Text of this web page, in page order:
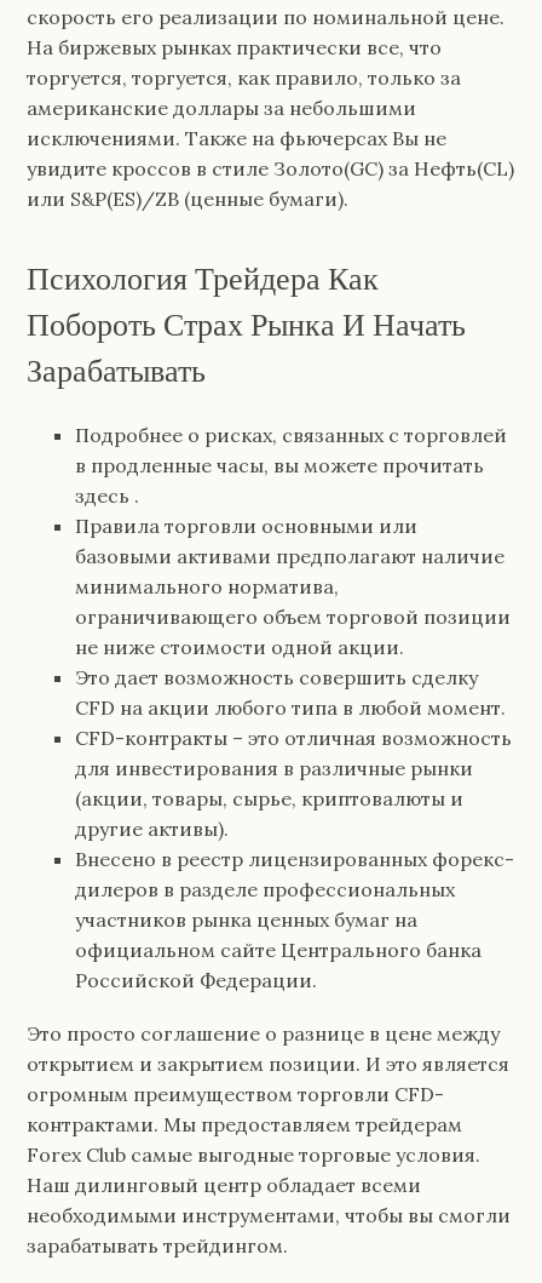
скорость его реализации по номинальной цене.
На биржевых рынках практически все, что
торгуется, торгуется, как правило, только за
американские доллары за небольшими
исключениями. Также на фьючерсах Вы не
увидите кроссов в стиле Золото(GC) за Нефть(CL)
или S&P(ES)/ZB (ценные бумаги).
Психология Трейдера Как
Побороть Страх Рынка И Начать
Зарабатывать
Подробнее о рисках, связанных с торговлей
в продленные часы, вы можете прочитать
здесь .
Правила торговли основными или
базовыми активами предполагают наличие
минимального норматива,
ограничивающего объем торговой позиции
не ниже стоимости одной акции.
Это дает возможность совершить сделку
CFD на акции любого типа в любой момент.
CFD-контракты – это отличная возможность
для инвестирования в различные рынки
(акции, товары, сырье, криптовалюты и
другие активы).
Внесено в реестр лицензированных форекс-
дилеров в разделе профессиональных
участников рынка ценных бумаг на
официальном сайте Центрального банка
Российской Федерации.
Это просто соглашение о разнице в цене между
открытием и закрытием позиции. И это является
огромным преимуществом торговли CFD-
контрактами. Мы предоставляем трейдерам
Forex Club самые выгодные торговые условия.
Наш дилинговый центр обладает всеми
необходимыми инструментами, чтобы вы смогли
зарабатывать трейдингом.